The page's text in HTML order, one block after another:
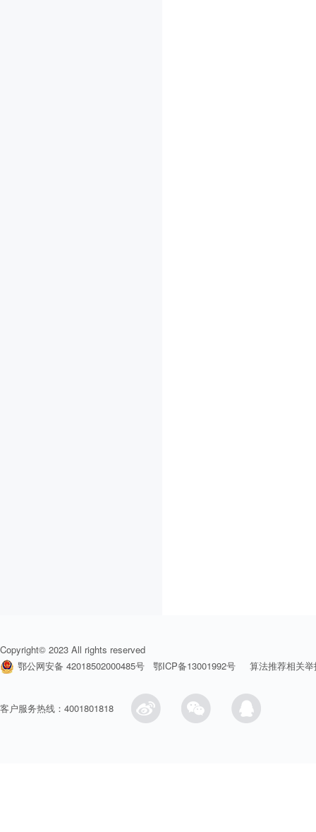
Copyright© 2023 All rights reserved
鄂公网安备 42018502000485号
鄂ICP备13001992号 算法推荐相关
客户服务热线：4001801818